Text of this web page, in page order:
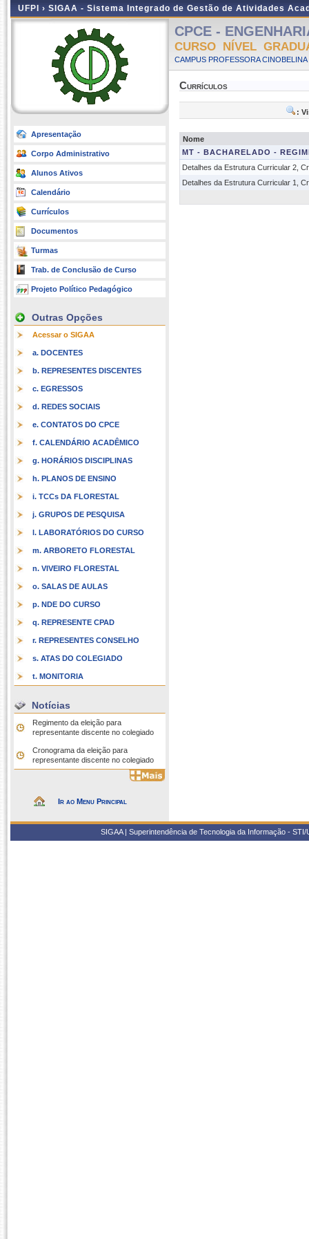
UFPI › SIGAA - Sistema Integrado de Gestão de Atividades
Apresentação
Corpo Administrativo
Alunos Ativos
Calendário
Currículos
Documentos
Turmas
Trab. de Conclusão de Curso
Projeto Político Pedagógico
Outras Opções
Acessar o SIGAA
a. DOCENTES
b. REPRESENTES DISCENTES
c. EGRESSOS
d. REDES SOCIAIS
e. CONTATOS DO CPCE
f. CALENDÁRIO ACADÊMICO
g. HORÁRIOS DISCIPLINAS
h. PLANOS DE ENSINO
i. TCCs DA FLORESTAL
j. GRUPOS DE PESQUISA
l. LABORATÓRIOS DO CURSO
m. ARBORETO FLORESTAL
n. VIVEIRO FLORESTAL
o. SALAS DE AULAS
p. NDE DO CURSO
q. REPRESENTE CPAD
r. REPRESENTES CONSELHO
s. ATAS DO COLEGIADO
t. MONITORIA
Notícias
Regimento da eleição para
representante discente no colegiado
Cronograma da eleição para
representante discente no colegiado
Ir ao Menu Principal
CPCE -
CURSO NÍVEL
CAMPUS PROFESSORA CINOBELINA
Currículos
:
Nome
MT - BACHARELADO -
Detalhes da Estrutura Curricular 2,
Detalhes da Estrutura Curricular 1,
SIGAA | Superintendência de Tecnologia da Informação -